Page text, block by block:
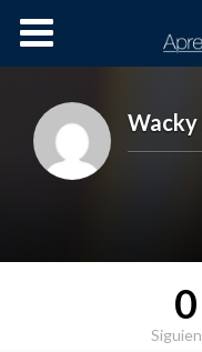
Cursos OnLine
Wacky
0